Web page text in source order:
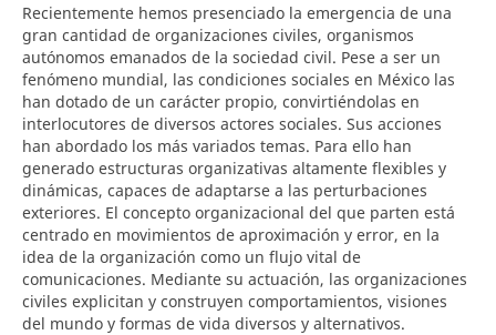
Recientemente hemos presenciado la emergencia de una
gran cantidad de organizaciones civiles, organismos
autónomos emanados de la sociedad civil. Pese a ser un
fenómeno mundial, las condiciones sociales en México las
han dotado de un carácter propio, convirtiéndolas en
interlocutores de diversos actores sociales. Sus acciones
han abordado los más variados temas. Para ello han
generado estructuras organizativas altamente flexibles y
dinámicas, capaces de adaptarse a las perturbaciones
exteriores. El concepto organizacional del que parten está
centrado en movimientos de aproximación y error, en la
idea de la organización como un flujo vital de
comunicaciones. Mediante su actuación, las organizaciones
civiles explicitan y construyen comportamientos, visiones
del mundo y formas de vida diversos y alternativos.